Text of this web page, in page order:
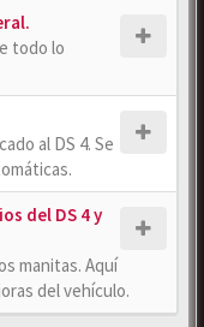
todo lo
al DS 4. Se
del DS 4 y
manitas. Aquí
del vehículo.